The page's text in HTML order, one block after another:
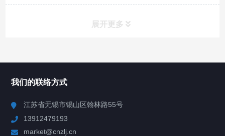
展开更多
Chiller高精度制冷循环器
我们的联络方式
江苏省无锡市锡山区翰林路55号
13912479193
market@cnzlj.cn